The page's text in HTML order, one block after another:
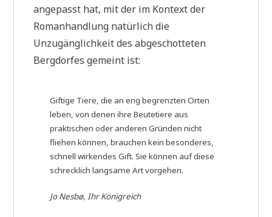
angepasst hat, mit der im Kontext der
Romanhandlung natürlich die
Unzugänglichkeit des abgeschotteten
Bergdorfes gemeint ist:
Giftige Tiere, die an eng begrenzten Orten
leben, von denen ihre Beutetiere aus
praktischen oder anderen Gründen nicht
fliehen können, brauchen kein besonderes,
schnell wirkendes Gift. Sie können auf diese
schrecklich langsame Art vorgehen.
Jo Nesbø, Ihr Königreich